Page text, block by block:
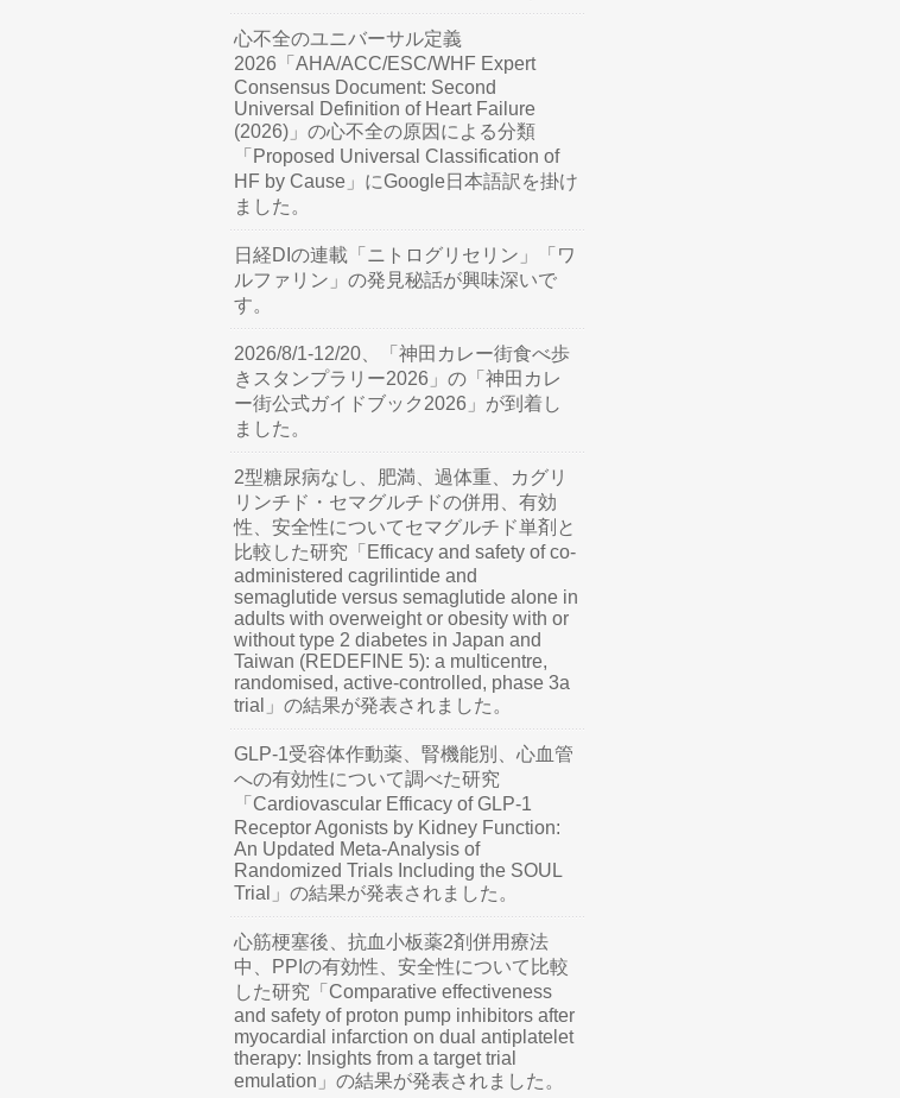
心不全のユニバーサル定義
2026「AHA/ACC/ESC/WHF Expert
Consensus Document: Second
Universal Definition of Heart Failure
(2026)」の心不全の原因による分類
「Proposed Universal Classification of
HF by Cause」にGoogle日本語訳を掛け
ました。
日経DIの連載「ニトログリセリン」「ワ
ルファリン」の発見秘話が興味深いで
す。
2026/8/1-12/20、「神田カレー街食べ歩
きスタンプラリー2026」の「神田カレ
ー街公式ガイドブック2026」が到着し
ました。
2型糖尿病なし、肥満、過体重、カグリ
リンチド・セマグルチドの併用、有効
性、安全性についてセマグルチド単剤と
比較した研究「Efficacy and safety of co-
administered cagrilintide and
semaglutide versus semaglutide alone in
adults with overweight or obesity with or
without type 2 diabetes in Japan and
Taiwan (REDEFINE 5): a multicentre,
randomised, active-controlled, phase 3a
trial」の結果が発表されました。
GLP-1受容体作動薬、腎機能別、心血管
への有効性について調べた研究
「Cardiovascular Efficacy of GLP-1
Receptor Agonists by Kidney Function:
An Updated Meta-Analysis of
Randomized Trials Including the SOUL
Trial」の結果が発表されました。
心筋梗塞後、抗血小板薬2剤併用療法
中、PPIの有効性、安全性について比較
した研究「Comparative effectiveness
and safety of proton pump inhibitors after
myocardial infarction on dual antiplatelet
therapy: Insights from a target trial
emulation」の結果が発表されました。